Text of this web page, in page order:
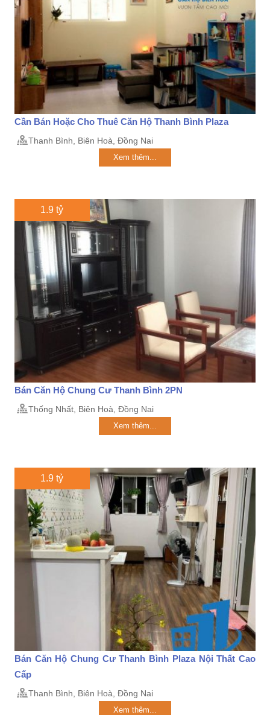
Cần Bán Hoặc Cho Thuê Căn Hộ Thanh Bình Plaza
Thanh Bình, Biên Hoà, Đồng Nai
Xem thêm...
1.9 tỷ
Bán Căn Hộ Chung Cư Thanh Bình 2PN
Thống Nhất, Biên Hoà, Đồng Nai
Xem thêm...
1.9 tỷ
Bán Căn Hộ Chung Cư Thanh Bình Plaza Nội Thất Cao
Cấp
Thanh Bình, Biên Hoà, Đồng Nai
Xem thêm...